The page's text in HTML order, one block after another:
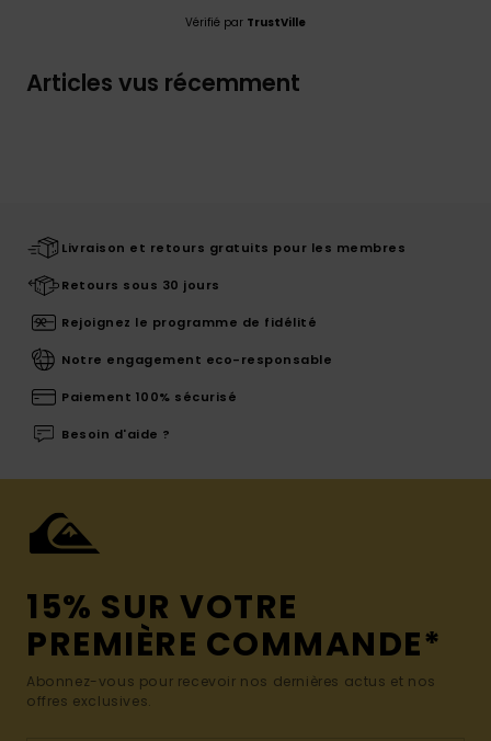
Vérifié par TrustVille
Articles vus récemment
Livraison et retours gratuits pour les membres
Retours sous 30 jours
Rejoignez le programme de fidélité
Notre engagement eco-responsable
Paiement 100% sécurisé
Besoin d'aide ?
15% SUR VOTRE
PREMIÈRE COMMANDE*
Abonnez-vous pour recevoir nos dernières actus et nos
offres exclusives.